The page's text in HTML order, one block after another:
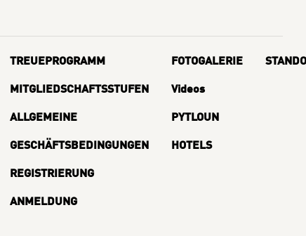
TREUEPROGRAMM
MITGLIEDSCHAFTSSTUFEN
ALLGEMEINE
GESCHÄFTSBEDINGUNGEN
REGISTRIERUNG
ANMELDUNG
FOTOGALERIE
Videos
PYTLOUN
HOTELS